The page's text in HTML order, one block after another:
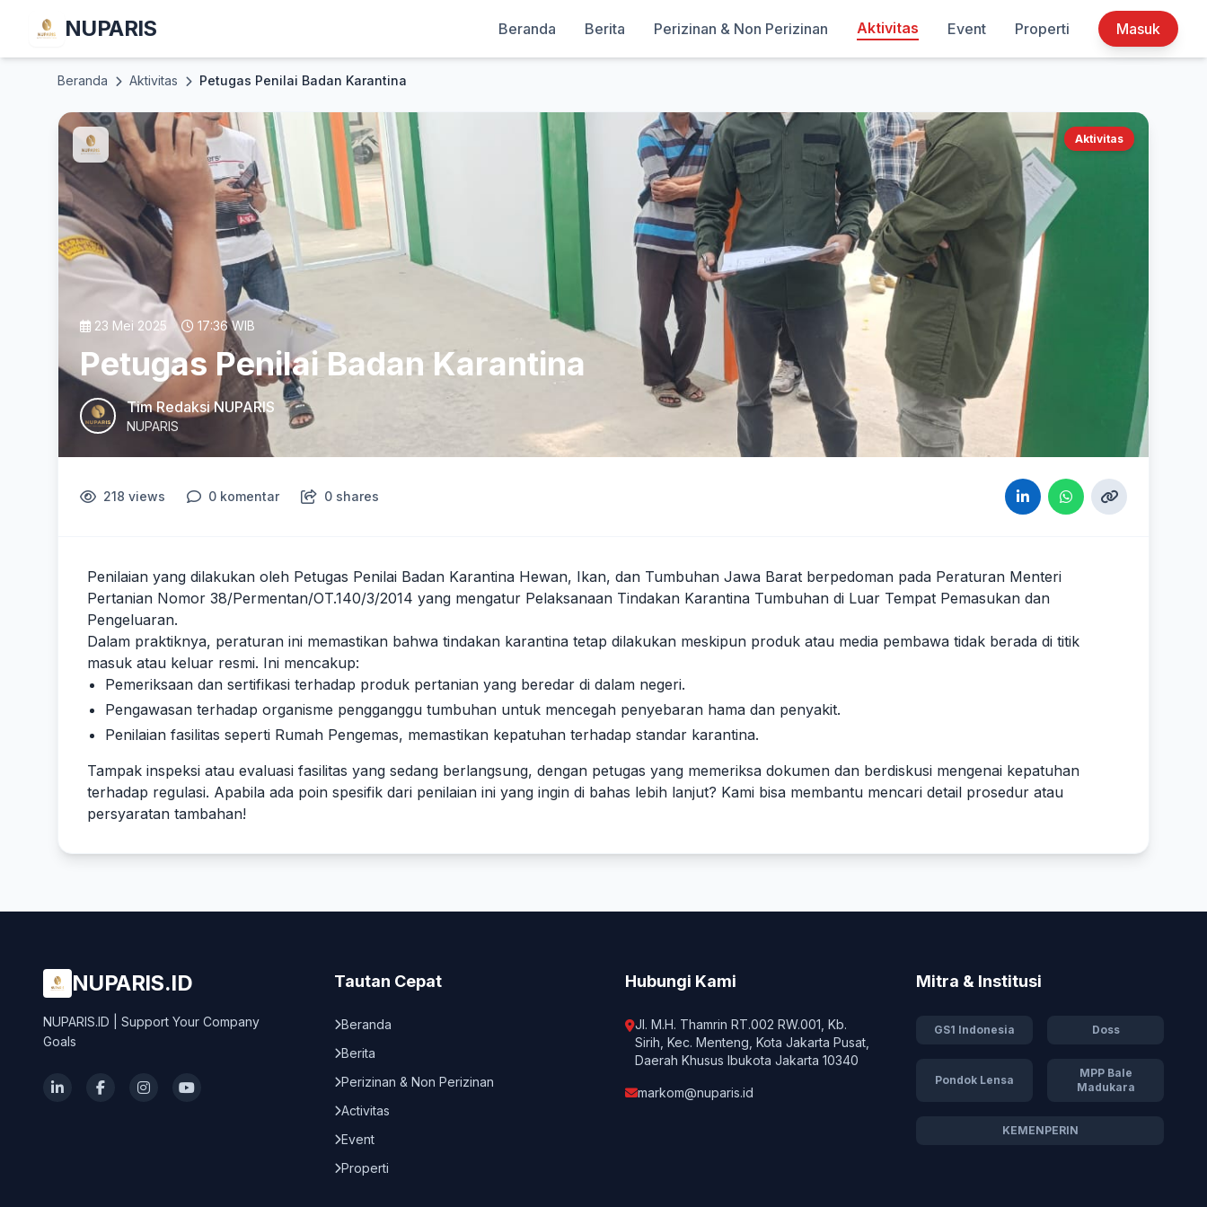
NUPARIS Beranda Berita Perizinan & Non Perizinan Aktivitas Event Properti Masuk
Beranda Aktivitas Petugas Penilai Badan Karantina
Aktivitas
23 Mei 2025 17:36 WIB
Petugas Penilai Badan Karantina
Tim Redaksi NUPARIS
NUPARIS
218 views 0 komentar 0 shares
Penilaian yang dilakukan oleh Petugas Penilai Badan Karantina Hewan, Ikan, dan Tumbuhan Jawa Barat berpedoman pada Peraturan Menteri
Pertanian Nomor 38/Permentan/OT.140/3/2014 yang mengatur Pelaksanaan Tindakan Karantina Tumbuhan di Luar Tempat Pemasukan dan
Pengeluaran.
Dalam praktiknya, peraturan ini memastikan bahwa tindakan karantina tetap dilakukan meskipun produk atau media pembawa tidak berada di titik
masuk atau keluar resmi. Ini mencakup:
Pemeriksaan dan sertifikasi terhadap produk pertanian yang beredar di dalam negeri.
Pengawasan terhadap organisme pengganggu tumbuhan untuk mencegah penyebaran hama dan penyakit.
Penilaian fasilitas seperti Rumah Pengemas, memastikan kepatuhan terhadap standar karantina.
Tampak inspeksi atau evaluasi fasilitas yang sedang berlangsung, dengan petugas yang memeriksa dokumen dan berdiskusi mengenai kepatuhan
terhadap regulasi. Apabila ada poin spesifik dari penilaian ini yang ingin di bahas lebih lanjut? Kami bisa membantu mencari detail prosedur atau
persyaratan tambahan!
NUPARIS.ID
NUPARIS.ID | Support Your Company
Goals
Tautan Cepat
Beranda
Berita
Perizinan & Non Perizinan
Activitas
Event
Properti
Hubungi Kami
Jl. M.H. Thamrin RT.002 RW.001, Kb.
Sirih, Kec. Menteng, Kota Jakarta Pusat,
Daerah Khusus Ibukota Jakarta 10340
markom@nuparis.id
Mitra & Institusi
GS1 Indonesia Doss
Pondok Lensa
MPP Bale
Madukara
KEMENPERIN